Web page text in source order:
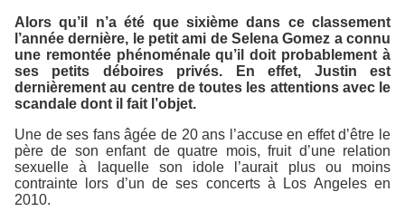
Alors qu’il n’a été que sixième dans ce classement
l’année dernière, le petit ami de Selena Gomez a connu
une remontée phénoménale qu’il doit probablement à
ses petits déboires privés. En effet, Justin est
dernièrement au centre de toutes les attentions avec le
scandale dont il fait l’objet.
Une de ses fans âgée de 20 ans l’accuse en effet d’être le
père de son enfant de quatre mois, fruit d’une relation
sexuelle à laquelle son idole l’aurait plus ou moins
contrainte lors d’un de ses concerts à Los Angeles en
2010.